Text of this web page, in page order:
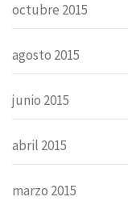
octubre 2015
agosto 2015
junio 2015
abril 2015
marzo 2015